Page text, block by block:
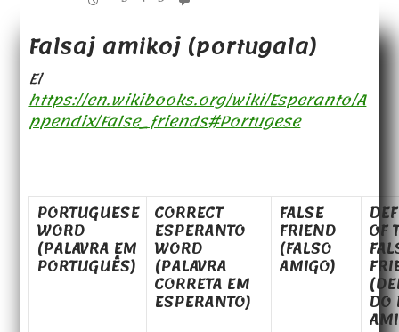
Falsaj amikoj (portugala)
El
https://en.wikibooks.org/wiki/Esperanto/A
ppendix/False_friends#Portugese
PORTUGUESE
WORD
(PALAVRA EM
PORTUGUÊS)
CORRECT
ESPERANTO
WORD
(PALAVRA
CORRETA EM
ESPERANTO)
FALSE
FRIEND
(FALSO
AMIGO)
OF
DO